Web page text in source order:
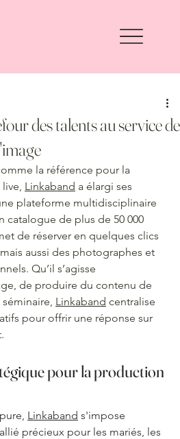
des talents au service de
la référence pour la
Linkaband a élargi ses
plateforme multidisciplinaire
catalogue de plus de 50 000
de réserver en quelques clics
aussi des photographes et
Qu’il s’agisse
de produire du contenu de
Linkaband centralise
pour offrir une réponse sur
pour la production
Linkaband s'impose
précieux pour les mariés, les